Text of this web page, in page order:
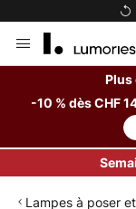
Allez
au
Plus
-10 % dès CHF
Lampes à poser